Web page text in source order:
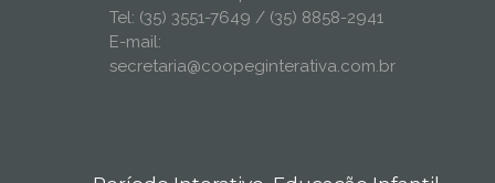
Tel: (35) 3551-7649 / (35) 8858-2941
E-mail:
secretaria@coopeginterativa.com.br